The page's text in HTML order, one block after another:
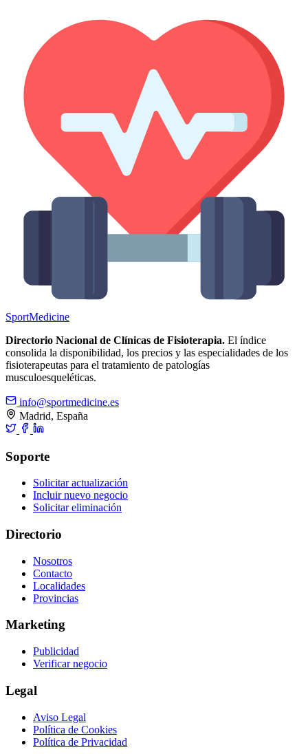
SportMedicine
Directorio Nacional de Clínicas de Fisioterapia. El índice
consolida la disponibilidad, los precios y las especialidades de los
fisioterapeutas para el tratamiento de patologías
musculoesqueléticas.
info@sportmedicine.es
Madrid, España
Soporte
Solicitar actualización
Incluir nuevo negocio
Solicitar eliminación
Directorio
Nosotros
Contacto
Localidades
Provincias
Marketing
Publicidad
Verificar negocio
Legal
Aviso Legal
Política de Cookies
Política de Privacidad